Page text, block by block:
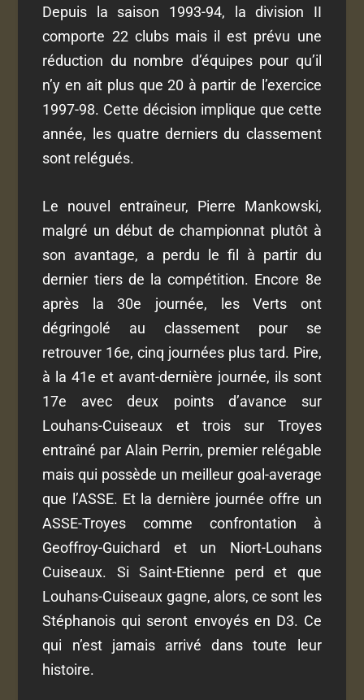
Depuis la saison 1993-94, la division II
comporte 22 clubs mais il est prévu une
réduction du nombre d’équipes pour qu’il
n’y en ait plus que 20 à partir de l’exercice
1997-98. Cette décision implique que cette
année, les quatre derniers du classement
sont relégués.
Le nouvel entraîneur, Pierre Mankowski,
malgré un début de championnat plutôt à
son avantage, a perdu le fil à partir du
dernier tiers de la compétition. Encore 8e
après la 30e journée, les Verts ont
dégringolé au classement pour se
retrouver 16e, cinq journées plus tard. Pire,
à la 41e et avant-dernière journée, ils sont
17e avec deux points d’avance sur
Louhans-Cuiseaux et trois sur Troyes
entraîné par Alain Perrin, premier relégable
mais qui possède un meilleur goal-average
que l’ASSE. Et la dernière journée offre un
ASSE-Troyes comme confrontation à
Geoffroy-Guichard et un Niort-Louhans
Cuiseaux. Si Saint-Etienne perd et que
Louhans-Cuiseaux gagne, alors, ce sont les
Stéphanois qui seront envoyés en D3. Ce
qui n’est jamais arrivé dans toute leur
histoire.